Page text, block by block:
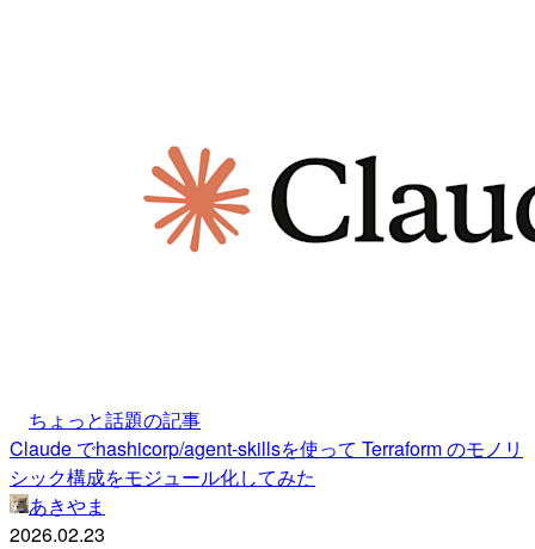
ちょっと話題の記事
Claude でhashicorp/agent-skillsを使って Terraform のモノリ
シック構成をモジュール化してみた
あきやま
2026.02.23